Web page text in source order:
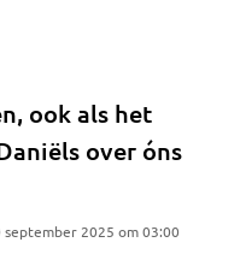
ook als het
over óns
2025 om 03:00